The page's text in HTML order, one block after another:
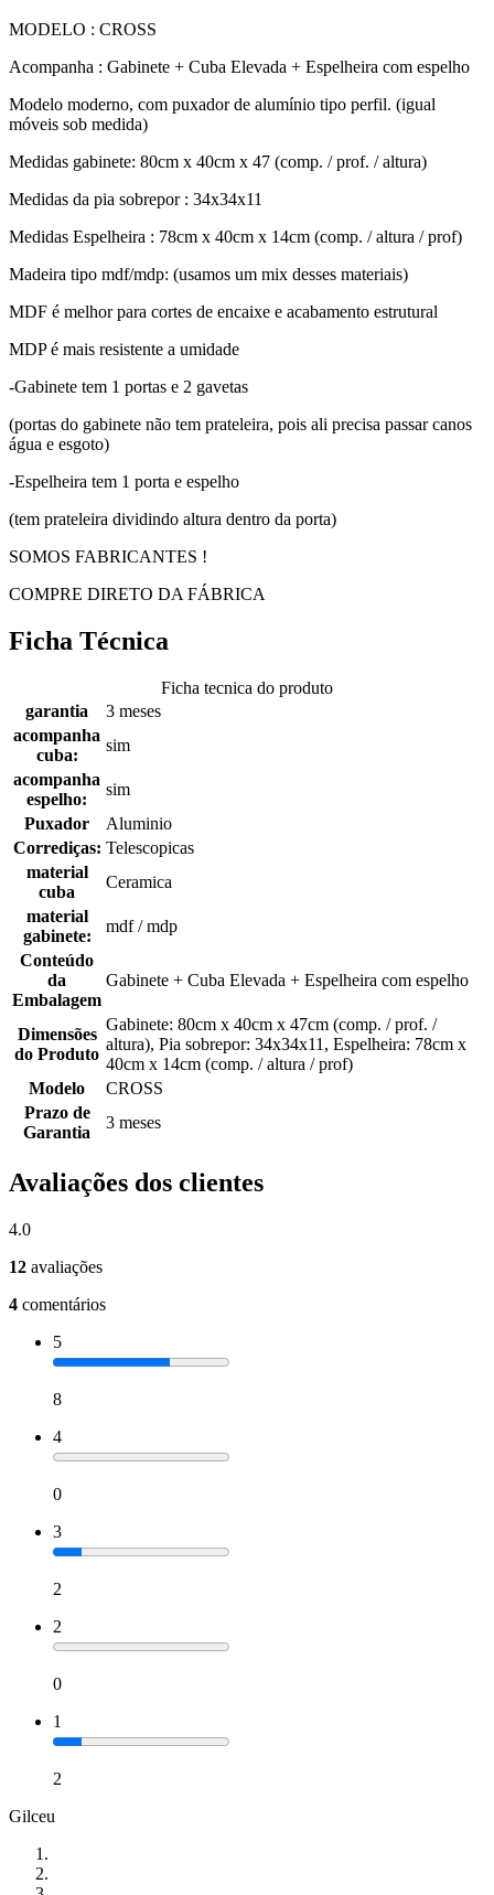
MODELO : CROSS
Acompanha : Gabinete + Cuba Elevada + Espelheira com espelho
Modelo moderno, com puxador de alumínio tipo perfil. (igual
móveis sob medida)
Medidas gabinete: 80cm x 40cm x 47 (comp. / prof. / altura)
Medidas da pia sobrepor : 34x34x11
Medidas Espelheira : 78cm x 40cm x 14cm (comp. / altura / prof)
Madeira tipo mdf/mdp: (usamos um mix desses materiais)
MDF é melhor para cortes de encaixe e acabamento estrutural
MDP é mais resistente a umidade
-Gabinete tem 1 portas e 2 gavetas
(portas do gabinete não tem prateleira, pois ali precisa passar canos
água e esgoto)
-Espelheira tem 1 porta e espelho
(tem prateleira dividindo altura dentro da porta)
SOMOS FABRICANTES !
COMPRE DIRETO DA FÁBRICA
Ficha Técnica
Ficha tecnica do produto
garantia
3 meses
acompanha
cuba:
sim
acompanha
espelho:
sim
Puxador
Aluminio
Corrediças: Telescopicas
material
cuba
Ceramica
material
gabinete:
mdf / mdp
Conteúdo
da
Embalagem
Gabinete + Cuba Elevada + Espelheira com espelho
Dimensões
do Produto
Gabinete: 80cm x 40cm x 47cm (comp. / prof. /
altura), Pia sobrepor: 34x34x11, Espelheira: 78cm x
40cm x 14cm (comp. / altura / prof)
Modelo
CROSS
Prazo de
Garantia
3 meses
Avaliações dos clientes
4.0
12 avaliações
4 comentários
5
8
4
0
3
2
2
0
1
2
Gilceu